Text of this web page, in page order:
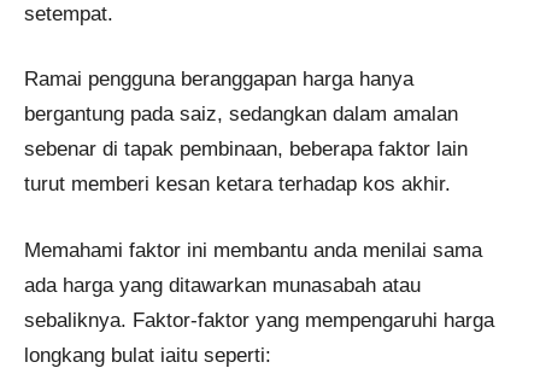
setempat.
Ramai pengguna beranggapan harga hanya
bergantung pada saiz, sedangkan dalam amalan
sebenar di tapak pembinaan, beberapa faktor lain
turut memberi kesan ketara terhadap kos akhir.
Memahami faktor ini membantu anda menilai sama
ada harga yang ditawarkan munasabah atau
sebaliknya. Faktor-faktor yang mempengaruhi harga
longkang bulat iaitu seperti: